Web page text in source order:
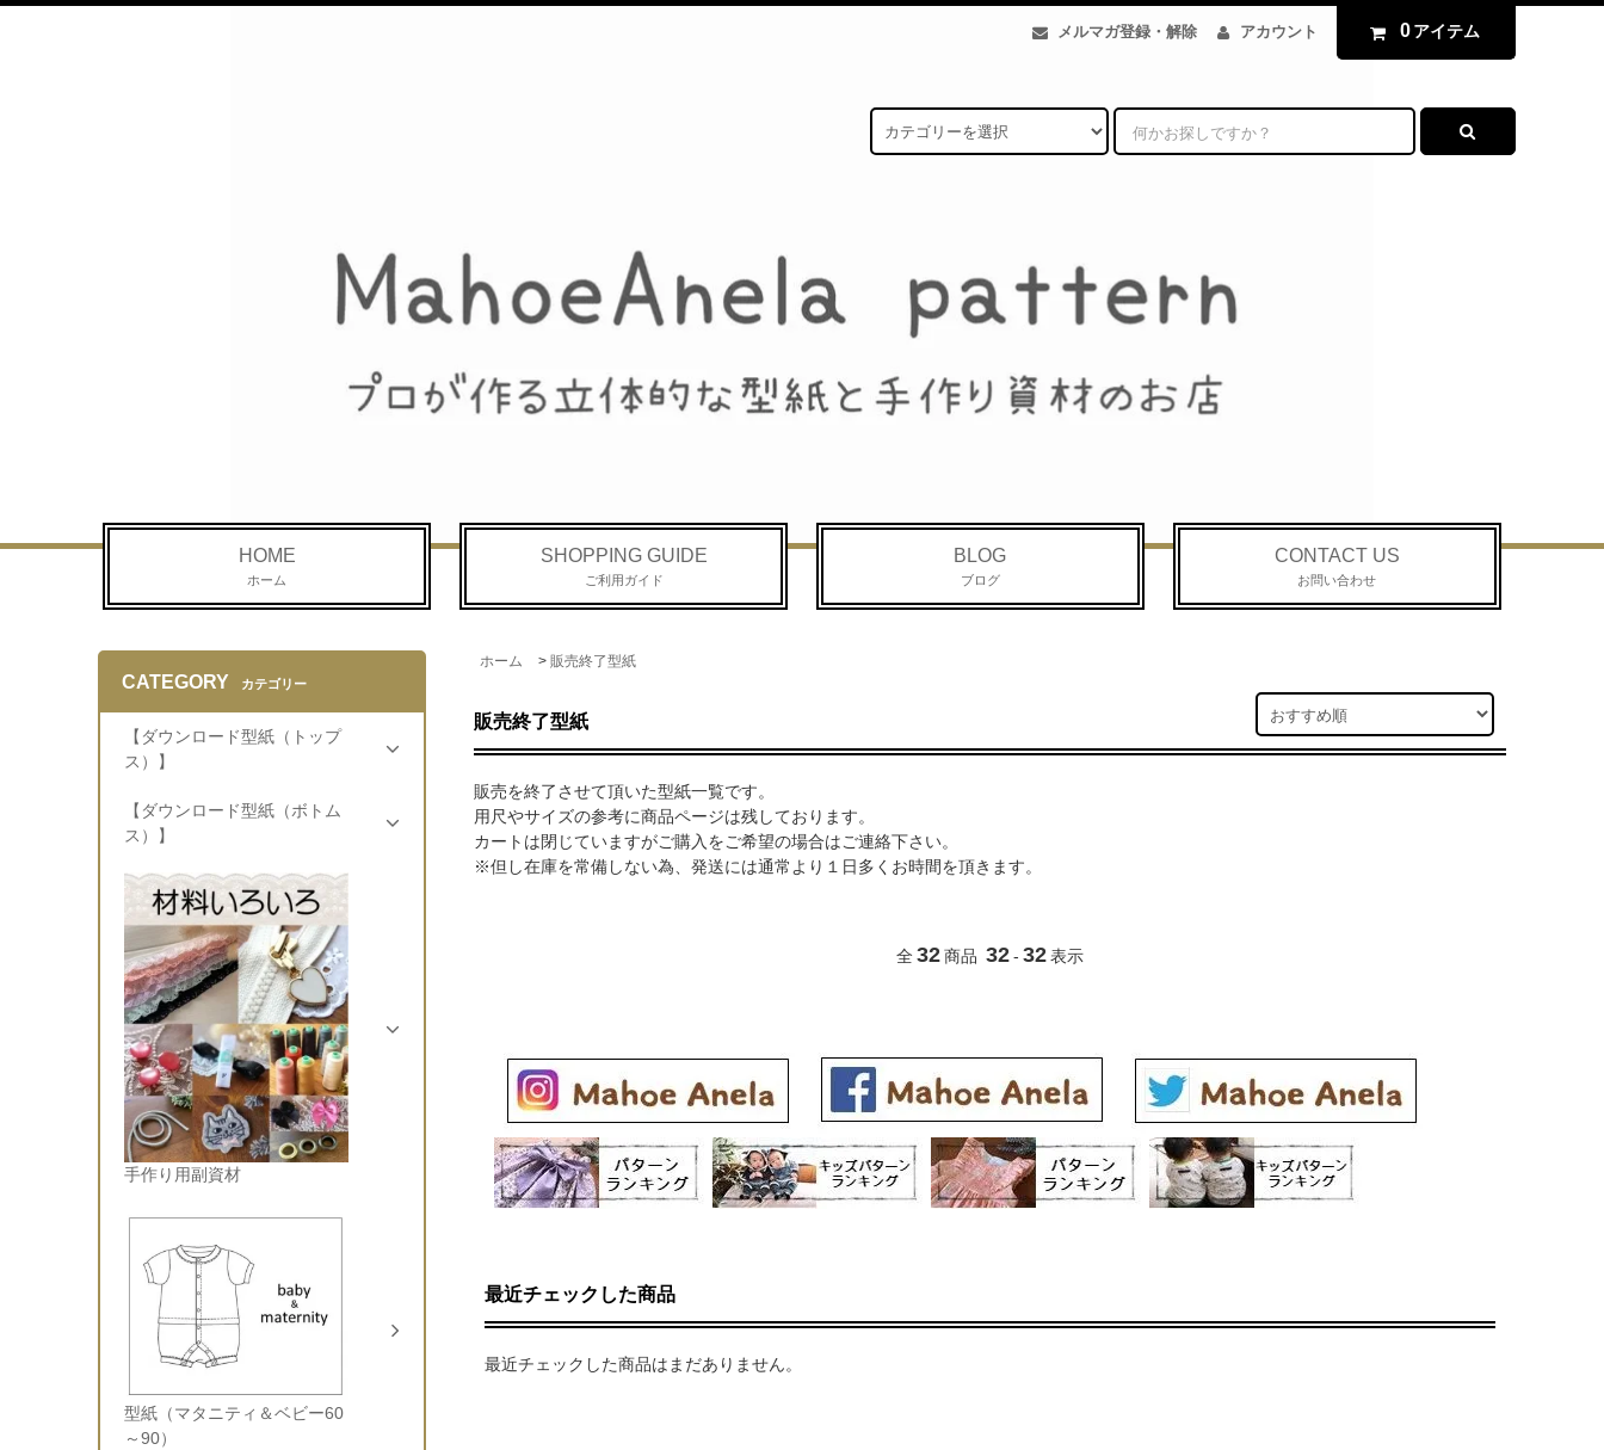
メルマガ登録・解除 アカウント 0 アイテム
HOME
ホーム
SHOPPING GUIDE
ご利用ガイド
BLOG
ブログ
CONTACT US
お問い合わせ
ホーム > 販売終了型紙
販売終了型紙
販売を終了させて頂いた型紙一覧です。
用尺やサイズの参考に商品ページは残しております。
カートは閉じていますがご購入をご希望の場合はご連絡下さい。
※但し在庫を常備しない為、発送には通常より１日多くお時間を頂きます。
全32商品 32- 32表示
最近チェックした商品
最近チェックした商品はまだありません。
CATEGORY カテゴリー
【ダウンロード型紙（トップ
ス）】
【ダウンロード型紙（ボトム
ス）】
手作り用副資材
型紙（マタニティ＆ベビー60
～90）